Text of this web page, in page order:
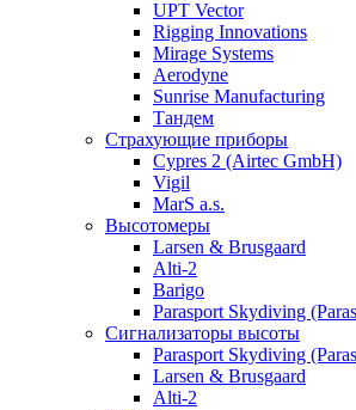
UPT Vector
Rigging Innovations
Mirage Systems
Aerodyne
Sunrise Manufacturing
Тандем
Страхующие приборы
Cypres 2 (Airtec GmbH)
Vigil
MarS a.s.
Высотомеры
Larsen & Brusgaard
Alti-2
Barigo
Parasport Skydiving
Сигнализаторы высоты
Parasport Skydiving
Larsen & Brusgaard
Alti-2